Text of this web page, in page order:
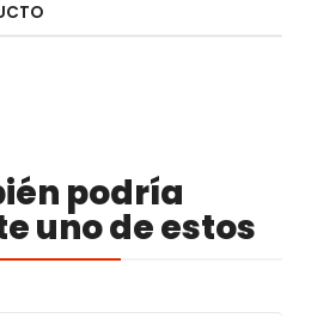
podría
uno de estos